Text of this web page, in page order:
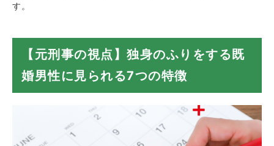
す。
【元刑事の視点】独身のふりをする既
婚男性に見られる7つの特徴